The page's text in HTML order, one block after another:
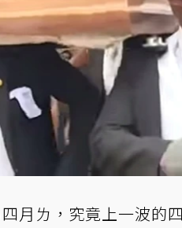
月ㄌ， 究竟上一波的